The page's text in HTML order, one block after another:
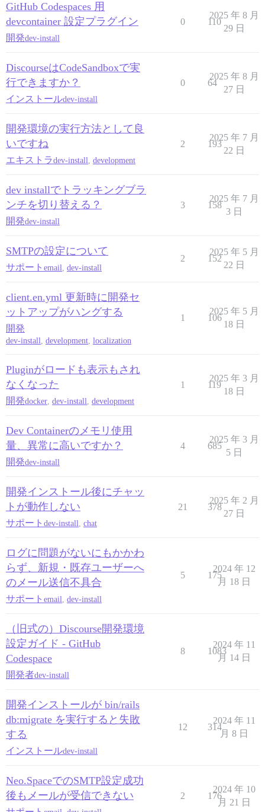
GitHub Codespaces 用
devcontainer 設定プラグイン
開発dev-install
0 110
2025 年 8 月
29 日
DiscourseはCodeSandboxで実
行できますか？
インストールdev-install
0 64
2025 年 8 月
27 日
開発環境の実行方法として良
いですね
エキストラdev-install development
2 193
2025 年 7 月
22 日
dev installでトラッキングブラ
ンチを切り替える？
開発dev-install
3 158
2025 年 7 月
3 日
SMTPの設定について
サポート email dev-install
2 152
2025 年 5 月
22 日
client.en.yml 更新時に開発セ
ットアップがハングする
開発
dev-install, development, localization
1 106
2025 年 5 月
18 日
Pluginがロードも表示もされ
なくなった
開発docker dev-install development
1 119
2025 年 3 月
18 日
Dev Containerのメモリ使用
量、異常に高いですか？
開発dev-install
4 685
2025 年 3 月
5 日
開発インストール後にチャッ
トが動作しない
サポート dev-install chat
21 378
2025 年 2 月
27 日
ログに問題がないにもかかわ
らず、新規・既存ユーザーへ
のメール送信不具合
サポート email dev-install
5 175
2024 年 12
月 18 日
（旧式の）Discourse開発環境
設定ガイド - GitHub
Codespace
開発者dev-install
8 1083
2024 年 11
月 14 日
開発インストールが bin/rails
db:migrate を実行すると失敗
する
インストールdev-install
12 314
2024 年 11
月 8 日
Neo.SpaceでのSMTP設定成功
後もメールが受信できない
2 176
2024 年 10
月 21 日